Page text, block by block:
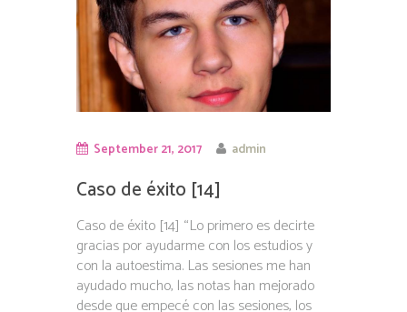
September 21, 2017 admin
Caso de éxito [14]
Caso de éxito [14] “Lo primero es decirte
gracias por ayudarme con los estudios y
con la autoestima. Las sesiones me han
ayudado mucho, las notas han mejorado
desde que empecé con las sesiones, los